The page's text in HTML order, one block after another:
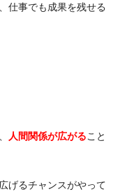
仕事でも成果を残せる
人間関係が広がること
げるチャンスがやって